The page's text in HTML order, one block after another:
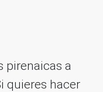
pirenaicas a
quieres hacer